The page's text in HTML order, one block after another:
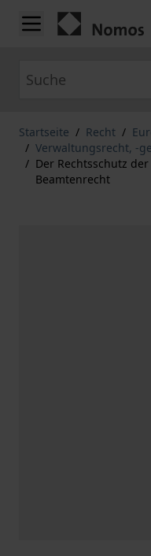
Zum Inhalt springen
Startseite / Recht /
/ Verwaltungsrecht, -
/ Der Rechtsschutz
Beamtenrecht